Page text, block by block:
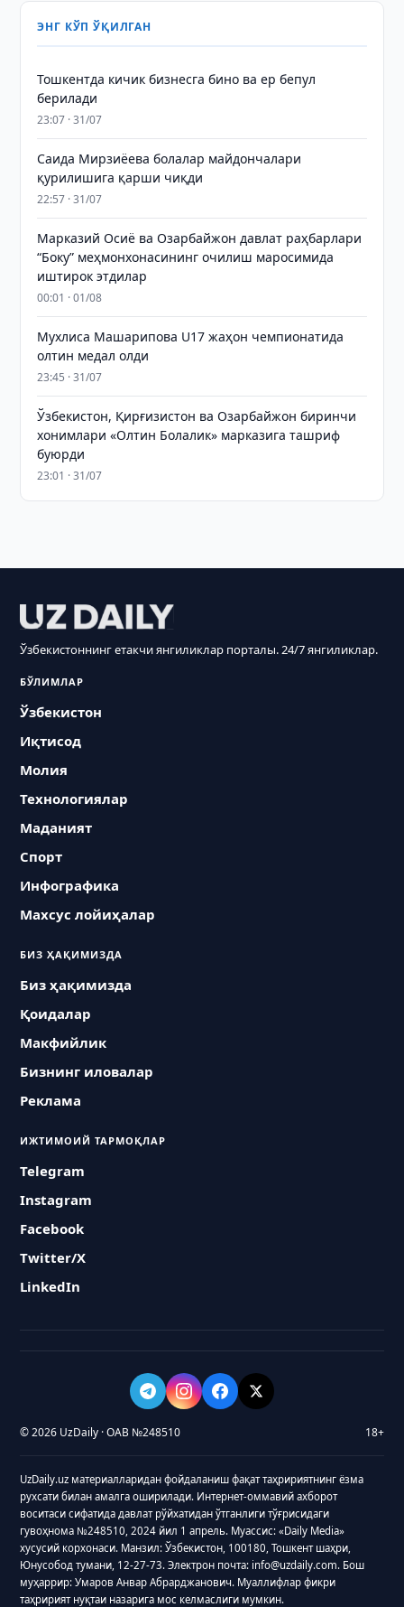
ЭНГ КЎП ЎҚИЛГАН
Тошкентда кичик бизнесга бино ва ер бепул
берилади
23:07 · 31/07
Саида Мирзиёева болалар майдончалари
қурилишига қарши чиқди
22:57 · 31/07
Марказий Осиё ва Озарбайжон давлат раҳбарлари
“Боку” меҳмонхонасининг очилиш маросимида
иштирок этдилар
00:01 · 01/08
Мухлиса Машарипова U17 жаҳон чемпионатида
олтин медал олди
23:45 · 31/07
Ўзбекистон, Қирғизистон ва Озарбайжон биринчи
хонимлари «Олтин Болалик» марказига ташриф
буюрди
23:01 · 31/07
Ўзбекистоннинг етакчи янгиликлар порталы. 24/7 янгиликлар.
БЎЛИМЛАР
Ўзбекистон
Иқтисод
Молия
Технологиялар
Маданият
Спорт
Инфографика
Махсус лойиҳалар
БИЗ ҲАҚИМИЗДА
Биз ҳақимизда
Қоидалар
Макфийлик
Бизнинг иловалар
Реклама
ИЖТИМОИЙ ТАРМОҚЛАР
Telegram
Instagram
Facebook
Twitter/X
LinkedIn
© 2026 UzDaily · ОАВ №248510 18+
UzDaily.uz материалларидан фойдаланиш фақат таҳририятнинг ёзма
рухсати билан амалга оширилади. Интернет-оммавий ахборот
воситаси сифатида давлат рўйхатидан ўтганлиги тўғрисидаги
гувоҳнома №248510, 2024 йил 1 апрель. Муассис: «Daily Media»
хусусий корхонаси. Манзил: Ўзбекистон, 100180, Тошкент шаҳри,
Юнусобод тумани, 12-27-73. Электрон почта: info@uzdaily.com. Бош
муҳаррир: Умаров Анвар Абрарджанович. Муаллифлар фикри
таҳририят нуқтаи назарига мос келмаслиги мумкин.